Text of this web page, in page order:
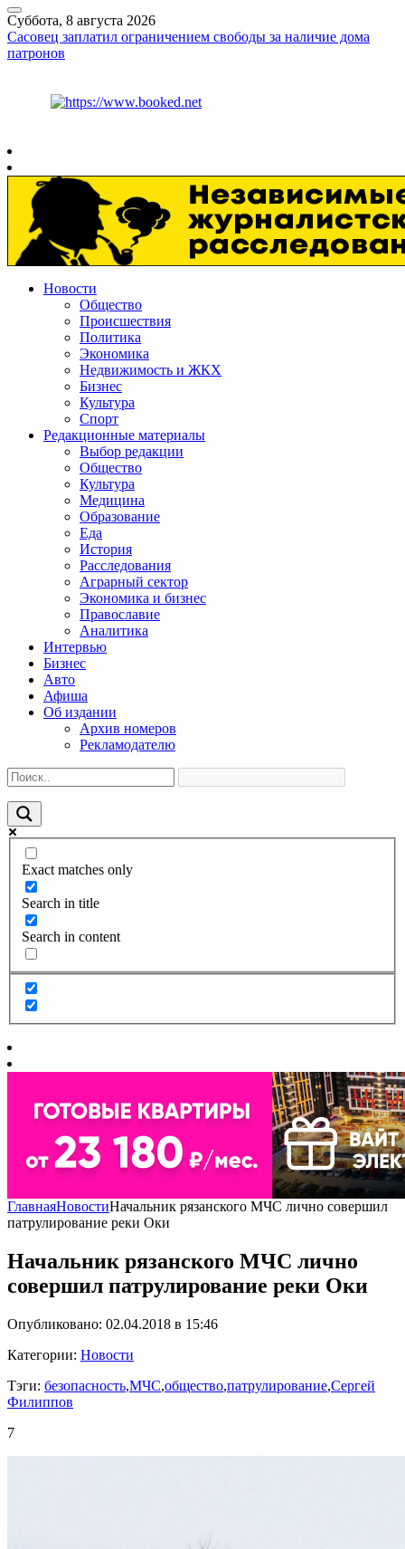
Суббота, 8 августа 2026
Сасовец заплатил ограничением свободы за наличие дома
патронов
Новости
Общество
Происшествия
Политика
Экономика
Недвижимость и ЖКХ
Бизнес
Культура
Спорт
Редакционные материалы
Выбор редакции
Общество
Культура
Медицина
Образование
Еда
История
Расследования
Аграрный сектор
Экономика и бизнес
Православие
Аналитика
Интервью
Бизнес
Авто
Афиша
Об издании
Архив номеров
Рекламодателю
Exact matches only
Search in title
Search in content
ГлавнаяНовостиНачальник рязанского МЧС лично совершил
патрулирование реки Оки
Начальник рязанского МЧС лично
совершил патрулирование реки Оки
Опубликовано: 02.04.2018 в 15:46
Категории: Новости
Тэги: безопасность,МЧС,общество,патрулирование,Сергей
Филиппов
7